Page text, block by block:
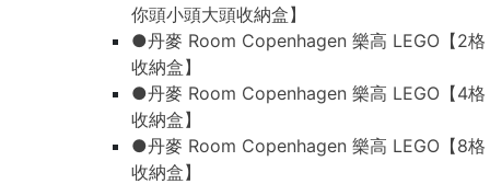
你頭小頭大頭收納盒】
●丹麥 Room Copenhagen 樂高 LEGO【2格
收納盒】
●丹麥 Room Copenhagen 樂高 LEGO【4格
收納盒】
●丹麥 Room Copenhagen 樂高 LEGO【8格
收納盒】